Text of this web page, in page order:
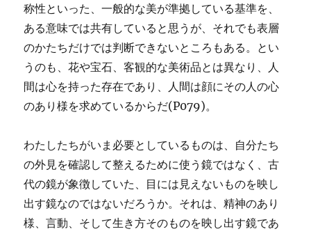
称性といった、一般的な美が準拠している基準を、
ある意味では共有していると思うが、それでも表層
のかたちだけでは判断できないところもある。とい
うのも、花や宝石、客観的な美術品とは異なり、人
間は心を持った存在であり、人間は顔にその人の心
のあり様を求めているからだ(P079)。
わたしたちがいま必要としているものは、自分たち
の外見を確認して整えるために使う鏡ではなく、古
代の鏡が象徴していた、目には見えないものを映し
出す鏡なのではないだろうか。それは、精神のあり
様、言動、そして生き方そのものを映し出す鏡であ